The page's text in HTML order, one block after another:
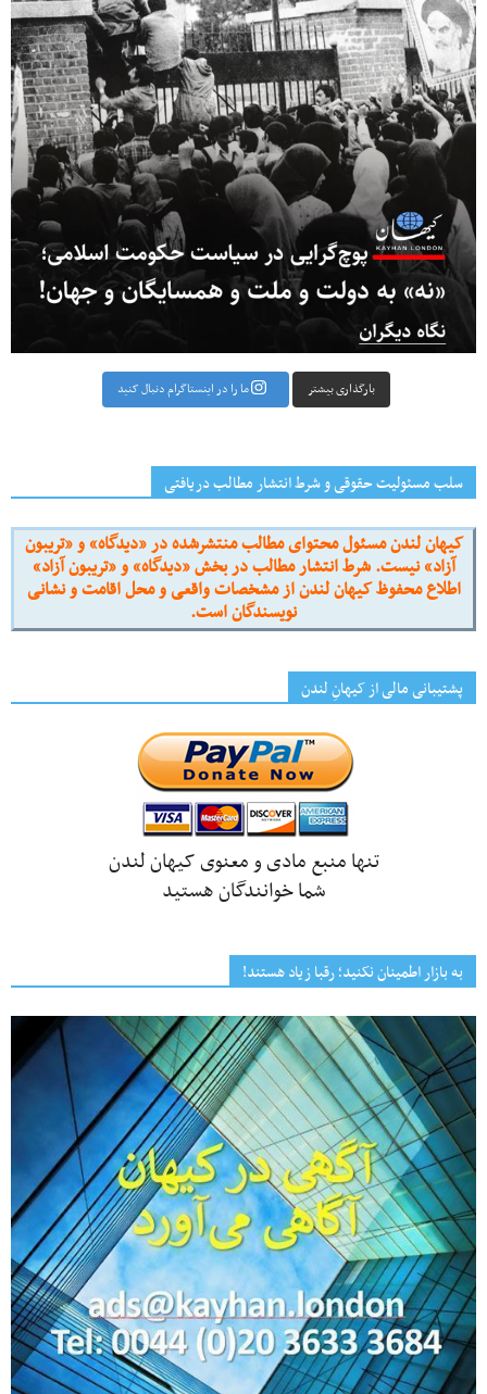
بارگذاری بیشتر ما را در اینستاگرام دنبال کنید
سلب مسئولیت حقوقی و شرط انتشار مطالب دریافتی
کیهان لندن مسئول محتوای مطالب منتشرشده در «دیدگاه» و «تریبون
آزاد» نیست. شرط انتشار مطالب در بخش «دیدگاه» و «تریبون آزاد»
اطلاع محفوظ کیهان لندن از مشخصات واقعی و محل اقامت و نشانی
نویسندگان است.
پشتیبانی مالی از کیهانِ لندن
تنها منبع مادی و معنوی کیهان لندن
شما خوانندگان هستید
به بازار اطمینان نکنید؛ رقبا زیاد هستند!